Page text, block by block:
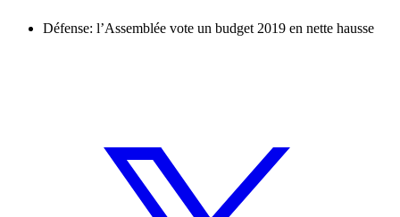
Défense: l’Assemblée vote un budget 2019 en nette hausse